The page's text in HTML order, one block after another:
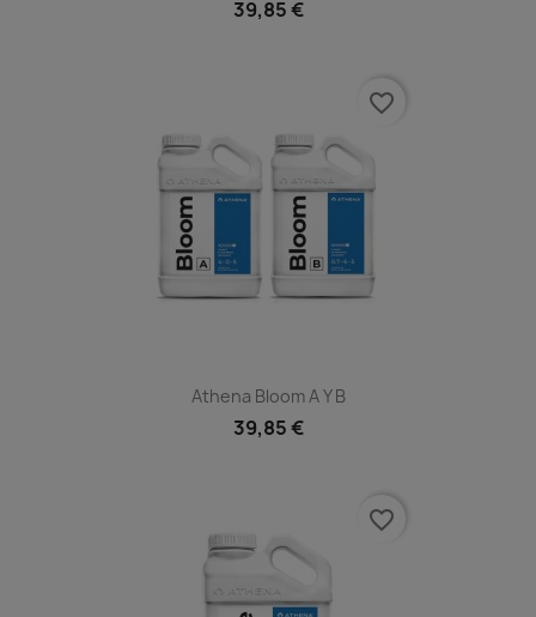
39,85 €
Athena Bloom A Y B
39,85 €
favorite_border
favorite_border